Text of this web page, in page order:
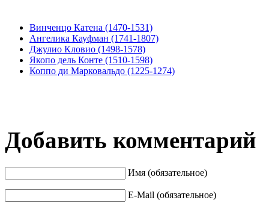
Винченцо Катена (1470-1531)
Ангелика Кауфман (1741-1807)
Джулио Кловио (1498-1578)
Якопо дель Конте (1510-1598)
Коппо ди Марковальдо (1225-1274)
Добавить комментарий
Имя (обязательное)
E-Mail (обязательное)